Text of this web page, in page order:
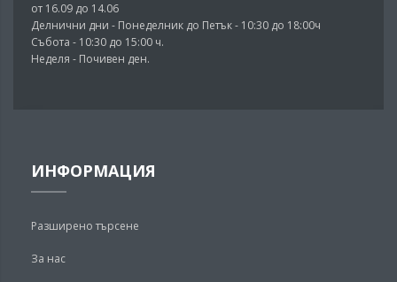
от 16.09 до 14.06
Делнични дни - Понеделник до Петък - 10:30 до 18:00ч
Събота - 10:30 до 15:00 ч.
Неделя - Почивен ден.
ИНФОРМАЦИЯ
Разширено търсене
За нас